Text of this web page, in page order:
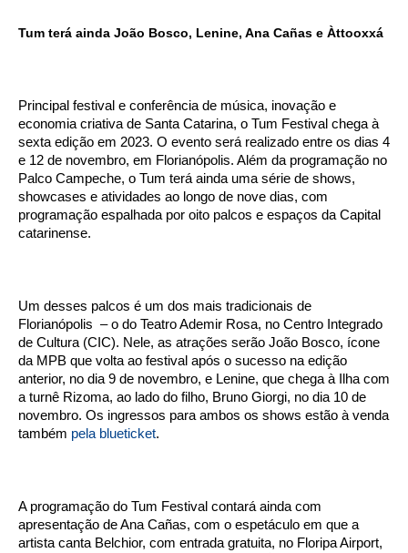
Tum terá ainda João Bosco, Lenine, Ana Cañas e Àttooxxá
Principal festival e conferência de música, inovação e
economia criativa de Santa Catarina, o Tum Festival chega à
sexta edição em 2023. O evento será realizado entre os dias 4
e 12 de novembro, em Florianópolis. Além da programação no
Palco Campeche, o Tum terá ainda uma série de shows,
showcases e atividades ao longo de nove dias, com
programação espalhada por oito palcos e espaços da Capital
catarinense.
Um desses palcos é um dos mais tradicionais de
Florianópolis – o do Teatro Ademir Rosa, no Centro Integrado
de Cultura (CIC). Nele, as atrações serão João Bosco, ícone
da MPB que volta ao festival após o sucesso na edição
anterior, no dia 9 de novembro, e Lenine, que chega à Ilha com
a turnê Rizoma, ao lado do filho, Bruno Giorgi, no dia 10 de
novembro. Os ingressos para ambos os shows estão à venda
também pela blueticket.
A programação do Tum Festival contará ainda com
apresentação de Ana Cañas, com o espetáculo em que a
artista canta Belchior, com entrada gratuita, no Floripa Airport,